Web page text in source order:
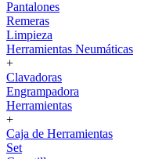
Pantalones
Remeras
Limpieza
Herramientas Neumáticas
+
Clavadoras
Engrampadora
Herramientas
+
Caja de Herramientas
Set